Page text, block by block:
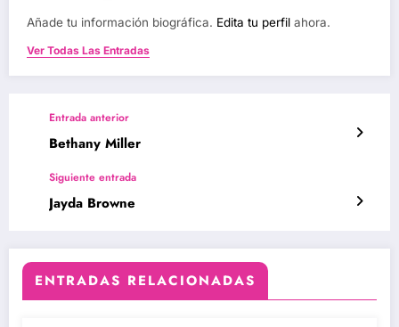
Añade tu información biográfica. Edita tu perfil ahora.
Ver Todas Las Entradas
Entrada anterior
Bethany Miller
Siguiente entrada
Jayda Browne
ENTRADAS RELACIONADAS